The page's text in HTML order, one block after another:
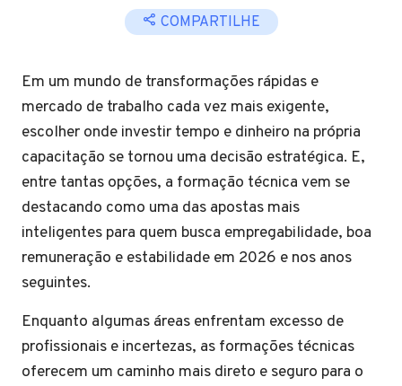
COMPARTILHE
Em um mundo de transformações rápidas e
mercado de trabalho cada vez mais exigente,
escolher onde investir tempo e dinheiro na própria
capacitação se tornou uma decisão estratégica. E,
entre tantas opções, a formação técnica vem se
destacando como uma das apostas mais
inteligentes para quem busca empregabilidade, boa
remuneração e estabilidade em 2026 e nos anos
seguintes.
Enquanto algumas áreas enfrentam excesso de
profissionais e incertezas, as formações técnicas
oferecem um caminho mais direto e seguro para o